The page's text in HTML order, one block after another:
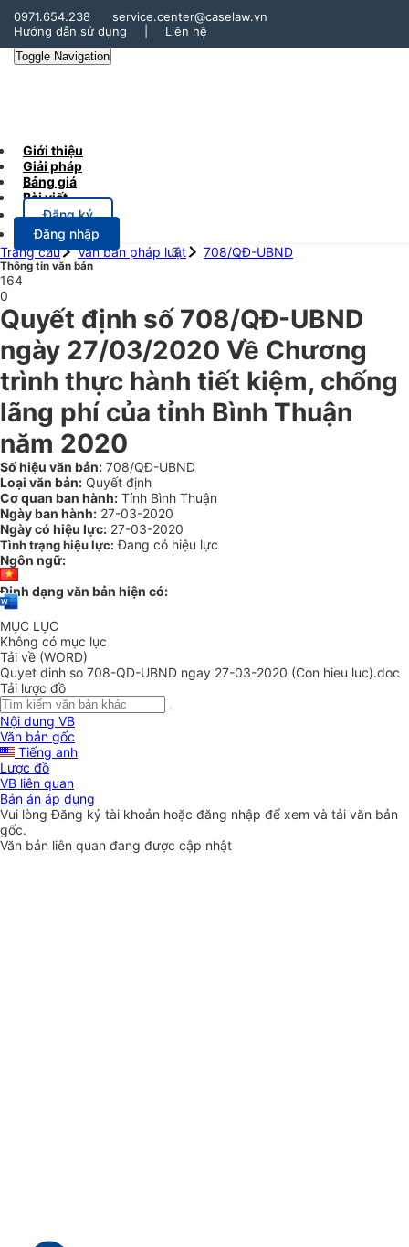
0971.654.238
service.center@caselaw.vn
Hướng dẫn sử dụng
Liên hệ
Toggle Navigation
Giới thiệu
Giải pháp
Bảng giá
Bài viết
Đăng ký
Đăng nhập
Trang chủ
Văn bản pháp luật 708/QĐ-UBND
Thông tin văn bản
164
0
Quyết định số 708/QĐ-UBND
ngày 27/03/2020 Về Chương
trình thực hành tiết kiệm, chống
lãng phí của tỉnh Bình Thuận
năm 2020
Số hiệu văn bản: 708/QĐ-UBND
Loại văn bản: Quyết định
Cơ quan ban hành: Tỉnh Bình Thuận
Ngày ban hành: 27-03-2020
Ngày có hiệu lực: 27-03-2020
Tình trạng hiệu lực: Đang có hiệu lực
Ngôn ngữ:
Định dạng văn bản hiện có:
MỤC LỤC
Không có mục lục
Tải về (WORD)
Quyet dinh so 708-QD-UBND ngay 27-03-2020 (Con hieu luc).doc
Tải lược đồ
Nội dung VB
Văn bản gốc
Tiếng anh
Lược đồ
VB liên quan
Bản án áp dụng
Vui lòngĐăng ký tài khoản hoặc đăng nhập để xem và tải văn bản
gốc.
Văn bản liên quan đang được cập nhật